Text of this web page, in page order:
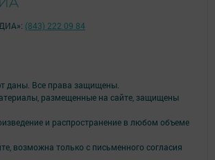
даны. Все права защищены.
размещенные на сайте, защищены
и распространение в любом объеме
возможна только с письменного согласия
(843) 222 09 84